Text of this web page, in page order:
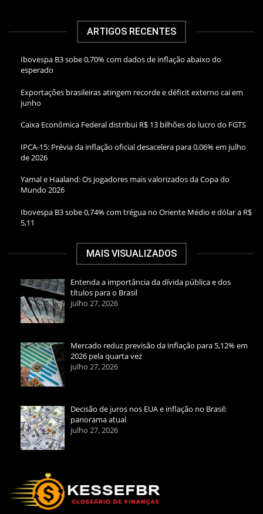
ARTIGOS RECENTES
Ibovespa B3 sobe 0,70% com dados de inflação abaixo do
esperado
Exportações brasileiras atingem recorde e déficit externo cai em
junho
Caixa Econômica Federal distribui R$ 13 bilhões do lucro do FGTS
IPCA-15: Prévia da inflação oficial desacelera para 0,06% em julho
de 2026
Yamal e Haaland: Os jogadores mais valorizados da Copa do
Mundo 2026
Ibovespa B3 sobe 0,74% com trégua no Oriente Médio e dólar a R$
5,11
MAIS VISUALIZADOS
Entenda a importância da dívida pública e dos
títulos para o Brasil
julho 27, 2026
Mercado reduz previsão da inflação para 5,12% em
2026 pela quarta vez
julho 27, 2026
Decisão de juros nos EUA e inflação no Brasil:
panorama atual
julho 27, 2026